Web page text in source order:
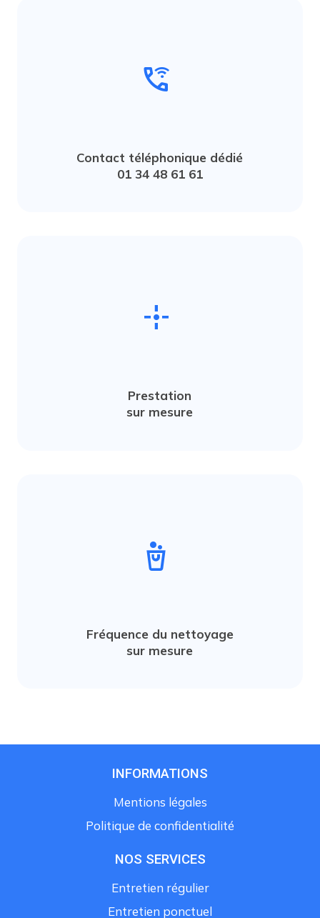
wifi_calling_1
Contact téléphonique dédié
01 34 48 61 61
point_scan
Prestation
sur mesure
cleaning_bucket
Fréquence du nettoyage
sur mesure
INFORMATIONS
Mentions légales
Politique de confidentialité
NOS SERVICES
Entretien régulier
Entretien ponctuel